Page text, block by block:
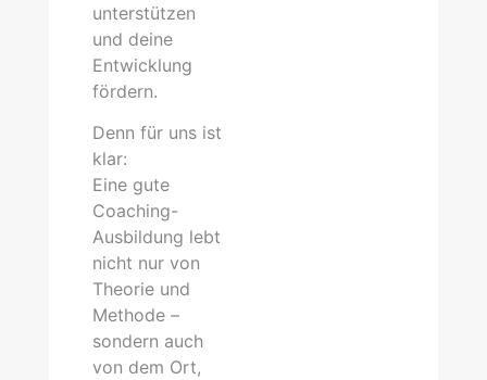
unterstützen
und deine
Entwicklung
fördern.
Denn für uns ist
klar:
Eine gute
Coaching-
Ausbildung lebt
nicht nur von
Theorie und
Methode –
sondern auch
von dem Ort,